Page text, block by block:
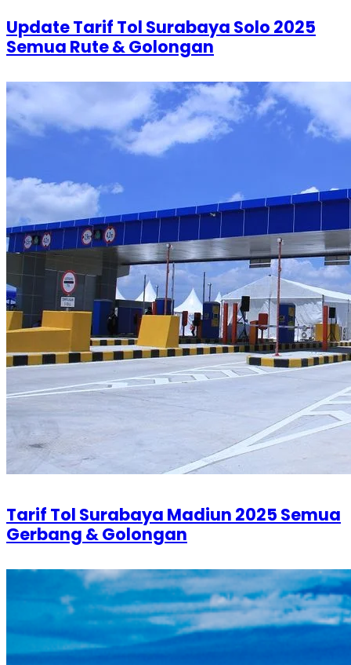
Update Tarif Tol Surabaya Solo 2025
Semua Rute & Golongan
Tarif Tol Surabaya Madiun​ 2025 Semua
Gerbang & Golongan